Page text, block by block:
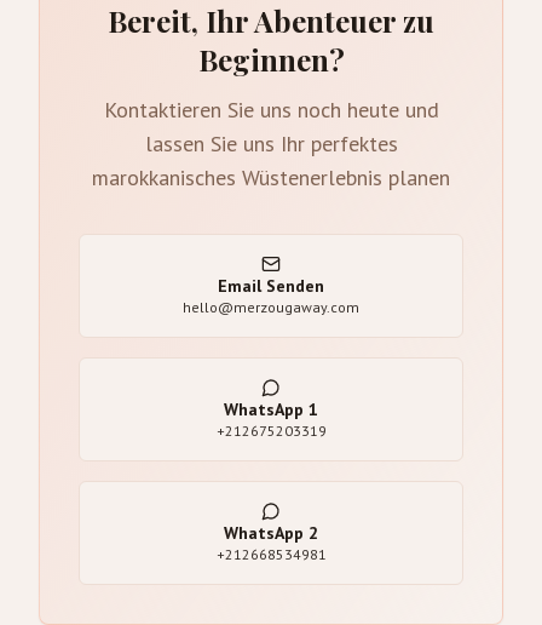
Bereit, Ihr Abenteuer zu
Beginnen?
Kontaktieren Sie uns noch heute und
lassen Sie uns Ihr perfektes
marokkanisches Wüstenerlebnis planen
Email Senden
hello@merzougaway.com
WhatsApp 1
+212675203319
WhatsApp 2
+212668534981